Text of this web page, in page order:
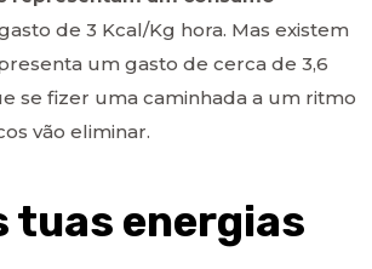
de 3 Kcal/Kg hora. Mas existem
um gasto de cerca de 3,6
se fizer uma caminhada a um ritmo
vão eliminar.
tuas energias